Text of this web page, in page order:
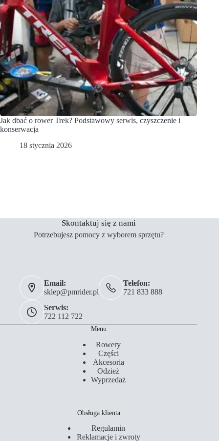
Jak dbać o rower Trek? Podstawowy serwis, czyszczenie i
konserwacja
18 stycznia 2026
Skontaktuj się z nami
Potrzebujesz pomocy z wyborem sprzętu?
Email:
sklep@pmrider.pl
Telefon:
721 833 888
Serwis:
722 112 722
Menu
Rowery
Części
Akcesoria
Odzież
Wyprzedaż
Obsługa klienta
Regulamin
Reklamacje i zwroty